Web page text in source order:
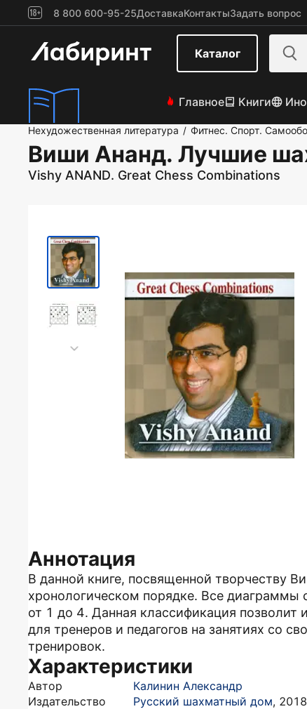
8 800 600-95-25ДоставкаКонтактыЗадать вопрос
Каталог
Главное Книги
Нехудожественная литература / Фитнес. Спорт.
Виши Ананд. Лучшие
Vishy ANAND. Great Chess Combinations
Аннотация
В данной книге, посвященной творчеству
хронологическом порядке. Все
от 1 до 4. Данная классификация позволит
для тренеров и педагогов на занятиях со
тренировок.
Характеристики
Автор
Калинин Александр
Издательство
Русский шахматный дом, 2018